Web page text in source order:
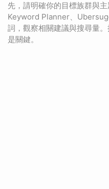
先，請明確你的目標族群與
Keyword Planner、
詞，觀察相關建議與搜尋量
是關鍵。